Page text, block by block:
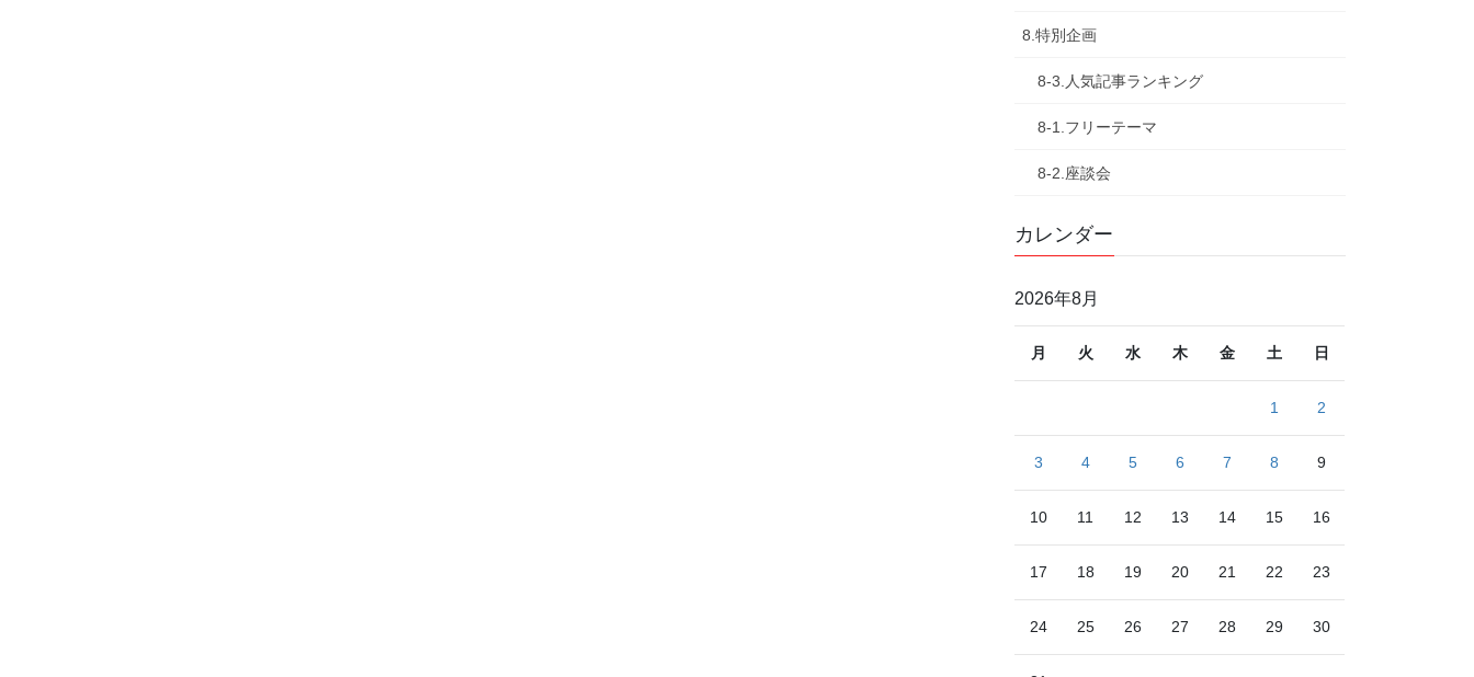
8.特別企画
8-3.人気記事ランキング
8-1.フリーテーマ
8-2.座談会
カレンダー
2026年8月
月 火 水 木 金 土 日
1 2
3 4 5 6 7 8 9
10 11 12 13 14 15 16
17 18 19 20 21 22 23
24 25 26 27 28 29 30